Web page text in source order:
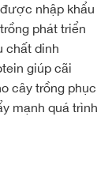
nhập khẩu
phát triển
chất dinh
giúp cãi
cây trồng phục
mạnh quá trình